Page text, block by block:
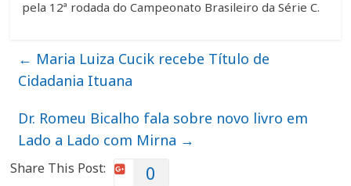
pela 12ª rodada do Campeonato Brasileiro da Série C.
← Maria Luiza Cucik recebe Título de
Cidadania Ituana
Dr. Romeu Bicalho fala sobre novo livro em
Lado a Lado com Mirna →
Share This Post: 0